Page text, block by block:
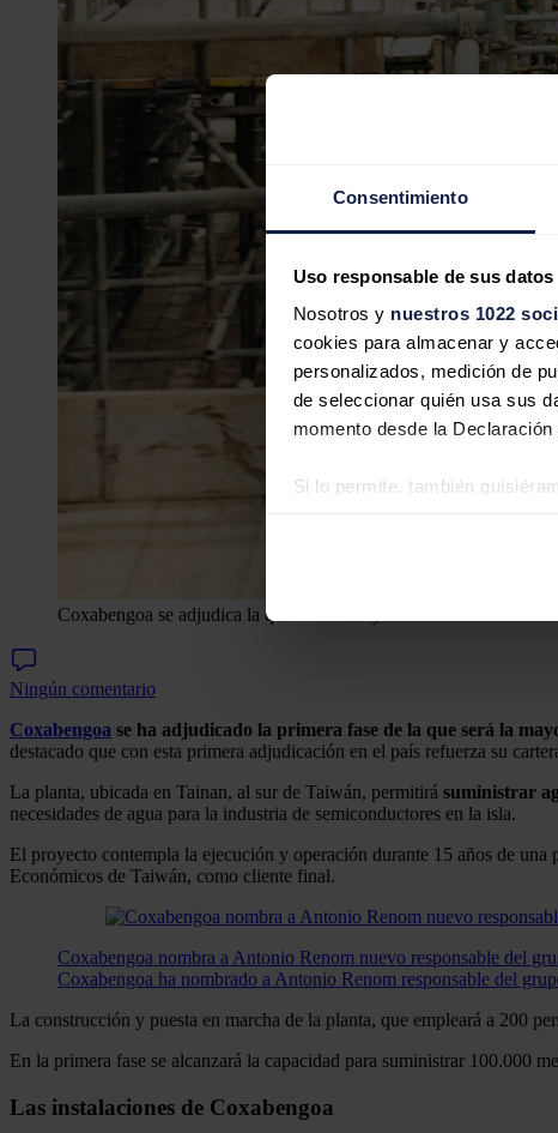
Consentimiento
Uso responsable de sus datos
Nosotros y nuestros 1022
cookies para almacenar y
personalizados, medición de
de seleccionar quién usa sus
momento desde la
Si lo permite, también
redes sociales, publicidad y
que hayan recopilado a partir
Coxabengoa se adjudica la que será la mayor desaladora de Taiwán
Ningún comentario
Coxabengoa se ha adjudicado la primera fase de la que será la
destacado que con esta primera adjudicación en el país refuerza su
La planta, ubicada en Tainan, al sur de Taiwán, permitirá suministrar
necesidades de agua para la industria de semiconductores en la isla.
El proyecto contempla la ejecución y operación durante 15 años de
Económicos de Taiwán, como cliente final.
Coxabengoa nombra a Antonio Renom nuevo responsable del
Coxabengoa ha nombrado a Antonio Renom responsable del
La construcción y puesta en marcha de la planta, que empleará a 200
En la primera fase se alcanzará la capacidad para suministrar 100.000
Las instalaciones de Coxabengoa